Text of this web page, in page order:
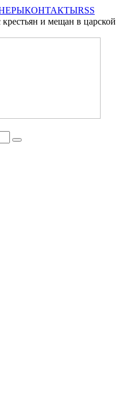
КОНТАКТЫRSS
и мещан в царской